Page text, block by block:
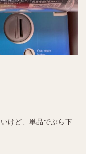
けど、単品でぶら下